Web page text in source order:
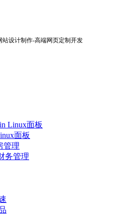
站设计制作-高端网页定制开发
Linux面板
面板
管理
务管理